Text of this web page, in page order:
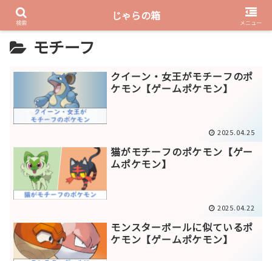
PR
モチーフ
クイーン・女王がモチーフのポ
ケモン【ゲームポケモン】
2025.04.25
猫がモチーフのポケモン【ゲー
ムポケモン】
2025.04.22
モンスターボールに似ているポ
ケモン【ゲームポケモン】
検索
じゃらの箱
メニュー